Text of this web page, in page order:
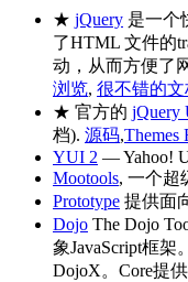
★ jQuery 是一个
了HTML 文件的
动，从而方便了
浏览, 很不错的文
★ 官方的 jQuery
档). 源码,Themes
YUI 2 — Yahoo!
Mootools, 一个超
Prototype 提供面
Dojo The Dojo
象JavaScript框架
DojoX。Core提供